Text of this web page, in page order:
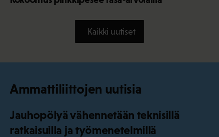
Kaikki uutiset
Ammattiliittojen uutisia
Jauhopölyä vähennetään teknisillä
ratkaisuilla ja työmenetelmillä